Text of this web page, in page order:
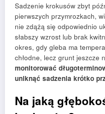
Sadzenie krokusów zbyt
pierwszych przymrozkach,
nie zdążą się odpowiednio
słabszy wzrost lub brak
okres, gdy gleba ma
chłodne, lecz grunt jeszcze
monitorować
uniknąć sadzenia krótko
Na jaką